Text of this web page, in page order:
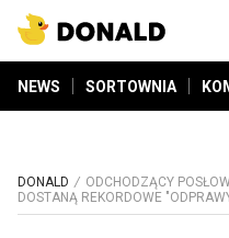
NEWS SORTOWNIA
DONALD
ODCHODZĄCY
DOSTANĄ REKORDOWE